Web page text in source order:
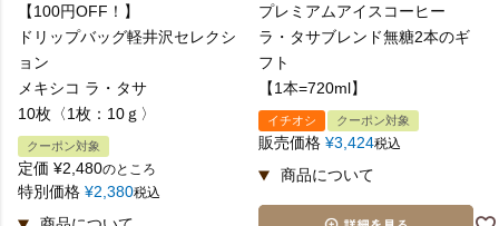
【100円OFF！】
ドリップバッグ軽井沢セレクシ
ョン
メキシコ ラ・タサ
10枚〈1枚：10ｇ〉
クーポン対象
定価 ¥2,480のところ
特別価格 ¥2,380税込
プレミアムアイスコーヒー
ラ・タサブレンド無糖2本のギ
フト
【1本=720ml】
イチオシ クーポン対象
販売価格 ¥3,424税込